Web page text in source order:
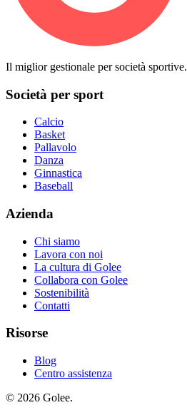
Il miglior gestionale per società sportive.
Società per sport
Calcio
Basket
Pallavolo
Danza
Ginnastica
Baseball
Azienda
Chi siamo
Lavora con noi
La cultura di Golee
Collabora con Golee
Sostenibilità
Contatti
Risorse
Blog
Centro assistenza
© 2026 Golee.